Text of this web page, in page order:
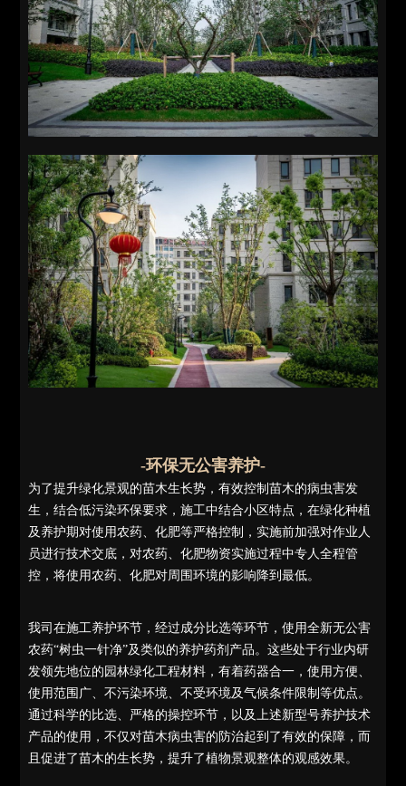
-环保无公害养护-
为了提升绿化景观的苗木生长势，有效控制苗木的病虫害发
生，结合低污染环保要求，施工中结合小区特点，在绿化种植
及养护期对使用农药、化肥等严格控制，实施前加强对作业人
员进行技术交底，对农药、化肥物资实施过程中专人全程管
控，将使用农药、化肥对周围环境的影响降到最低。
我司在施工养护环节，经过成分比选等环节，使用全新无公害
农药“树虫一针净”及类似的养护药剂产品。这些处于行业内研
发领先地位的园林绿化工程材料，有着药器合一，使用方便、
使用范围广、不污染环境、不受环境及气候条件限制等优点。
通过科学的比选、严格的操控环节，以及上述新型号养护技术
产品的使用，不仅对苗木病虫害的防治起到了有效的保障，而
且促进了苗木的生长势，提升了植物景观整体的观感效果。